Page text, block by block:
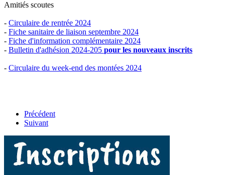
Amitiés scoutes
- Circulaire de rentrée 2024
- Fiche sanitaire de liaison septembre 2024
- Fiche d'information complémentaire 2024
- Bulletin d'adhésion 2024-205 pour les nouveaux inscrits
- Circulaire du week-end des montées 2024
Précédent
Suivant